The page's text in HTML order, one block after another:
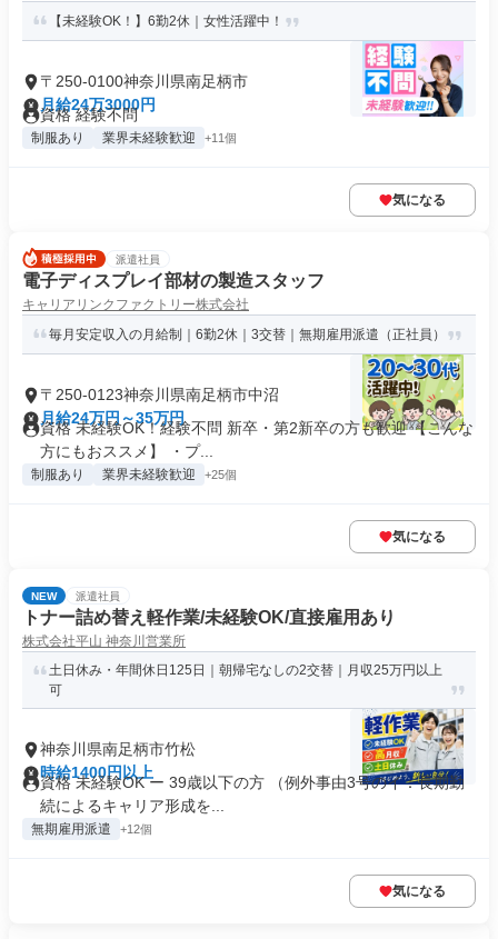
【未経験OK！】6勤2休｜女性活躍中！
〒250-0100神奈川県南足柄市
月給24万3000円
資格 経験不問
制服あり 業界未経験歓迎 +11個
気になる
派遣社員
電子ディスプレイ部材の製造スタッフ
キャリアリンクファクトリー株式会社
毎月安定収入の月給制｜6勤2休｜3交替｜無期雇用派遣（正社員）
〒250-0123神奈川県南足柄市中沼
月給24万円～35万円
資格 未経験OK！経験不問 新卒・第2新卒の方も歓迎 【こんな
方にもおススメ】 ・プ...
制服あり 業界未経験歓迎 +25個
気になる
NEW 派遣社員
トナー詰め替え軽作業/未経験OK/直接雇用あり
株式会社平山 神奈川営業所
土日休み・年間休日125日｜朝帰宅なしの2交替｜月収25万円以上
可
神奈川県南足柄市竹松
時給1400円以上
資格 未経験OK ー 39歳以下の方 （例外事由3号のイ：長期勤
続によるキャリア形成を...
無期雇用派遣 +12個
気になる